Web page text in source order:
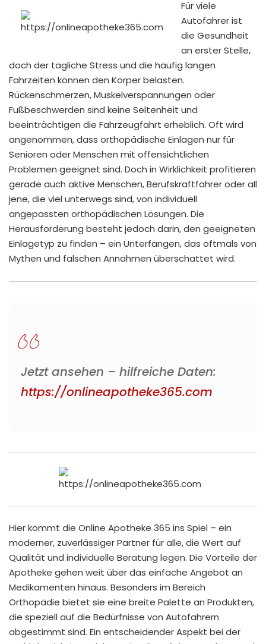
Für viele
Autofahrer ist
die Gesundheit
an erster Stelle,
doch der tägliche Stress und die häufig langen
Fahrzeiten können den Körper belasten.
Rückenschmerzen, Muskelverspannungen oder
Fußbeschwerden sind keine Seltenheit und
beeinträchtigen die Fahrzeugfahrt erheblich. Oft wird
angenommen, dass orthopädische Einlagen nur für
Senioren oder Menschen mit offensichtlichen
Problemen geeignet sind. Doch in Wirklichkeit profitieren
gerade auch aktive Menschen, Berufskraftfahrer oder all
jene, die viel unterwegs sind, von individuell
angepassten orthopädischen Lösungen. Die
Herausforderung besteht jedoch darin, den geeigneten
Einlagetyp zu finden – ein Unterfangen, das oftmals von
Mythen und falschen Annahmen überschattet wird.
Jetzt ansehen – hilfreiche Daten:
https://onlineapotheke365.com
Hier kommt die Online Apotheke 365 ins Spiel – ein
moderner, zuverlässiger Partner für alle, die Wert auf
Qualität und individuelle Beratung legen. Die Vorteile der
Apotheke gehen weit über das einfache Angebot an
Medikamenten hinaus. Besonders im Bereich
Orthopädie bietet sie eine breite Palette an Produkten,
die speziell auf die Bedürfnisse von Autofahrern
abgestimmt sind. Ein entscheidender Aspekt bei der